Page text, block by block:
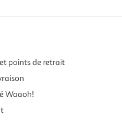
points de retrait
Waaoh!